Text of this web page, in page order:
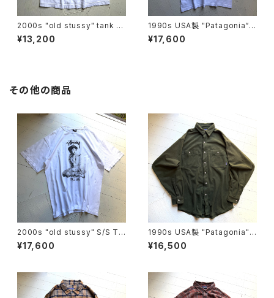
2000s "old stussy" tank to
p
¥13,200
1990s USA製 "Patagonia“ b
eneficial S/S T-shirt
¥17,600
その他の商品
2000s "old stussy" S/S T-
shirt
¥17,600
1990s USA製 "Patagonia"
L/S fleece shirt
¥16,500